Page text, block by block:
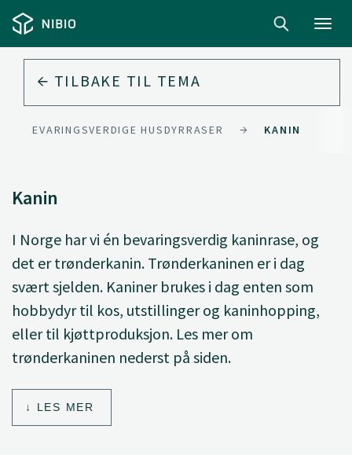
TILBAKE TIL TEMA
BEVARINGSVERDIGE HUSDYRRASER KANIN
Kanin
I Norge har vi én bevaringsverdig kaninrase, og
det er trønderkanin. Trønderkaninen er i dag
svært sjelden. Kaniner brukes i dag enten som
hobbydyr til kos, utstillinger og kaninhopping,
eller til kjøttproduksjon. Les mer om
trønderkaninen nederst på siden.
LES MER